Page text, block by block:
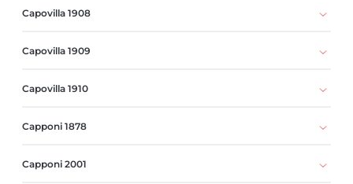
Capovilla 1908
Capovilla 1909
Capovilla 1910
Capponi 1878
Capponi 2001